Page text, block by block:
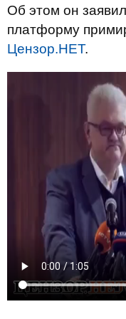
Об этом он
платформу
Цензор.НЕТ.